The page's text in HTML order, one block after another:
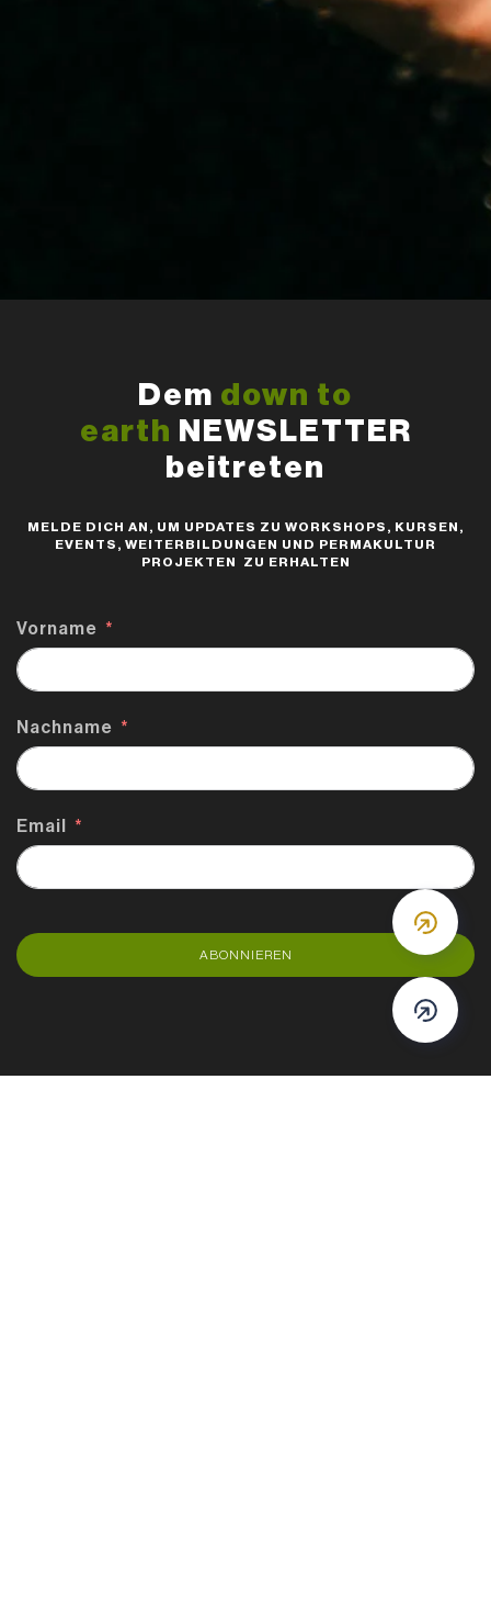
Dem down to
earth NEWSLETTER
beitreten
MELDE DICH AN, UM UPDATES ZU WORKSHOPS, KURSEN,
EVENTS, WEITERBILDUNGEN UND PERMAKULTUR
PROJEKTEN ZU ERHALTEN
Vorname
Nachname
Email
ABONNIEREN